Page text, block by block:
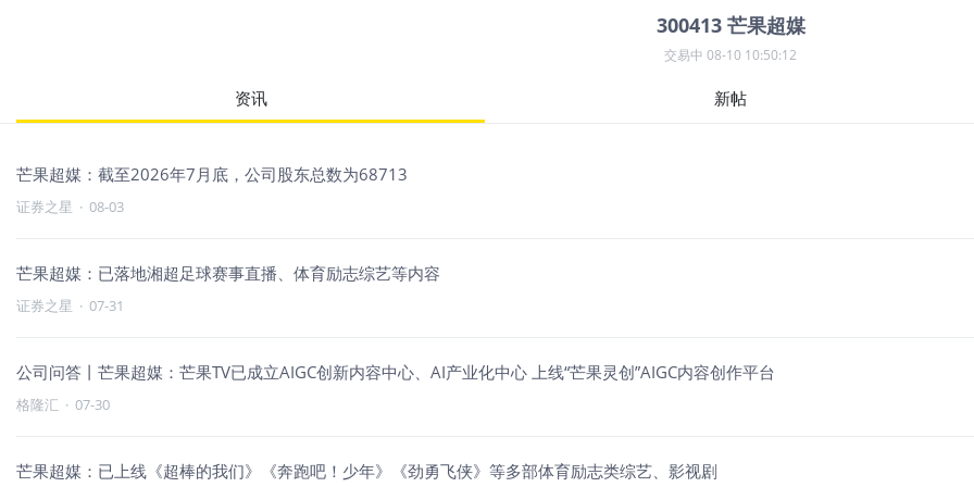
300413 芒果超媒
交易中 08-10 10:50:12
资讯 新帖
芒果超媒：截至2026年7月底，公司股东总数为68713
证券之星 · 08-03
芒果超媒：已落地湘超足球赛事直播、体育励志综艺等内容
证券之星 · 07-31
公司问答丨芒果超媒：芒果TV已成立AIGC创新内容中心、AI产业化中心 上线“芒果灵创”AIGC内容创作平台
格隆汇 · 07-30
芒果超媒：已上线《超棒的我们》《奔跑吧！少年》《劲勇飞侠》等多部体育励志类综艺、影视剧